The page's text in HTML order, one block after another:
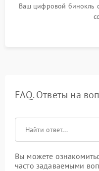
Ваш цифровой бинокль
FAQ. Ответы на
Вы можете
часто задаваемыми